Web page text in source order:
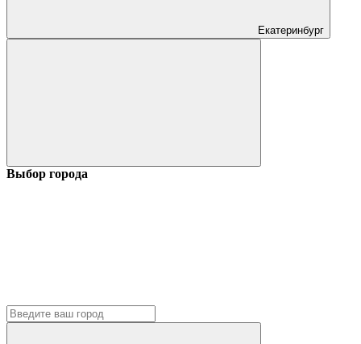
Екатеринбург
Выбор города